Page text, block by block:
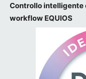
Controllo intelligente
workflow EQUIOS